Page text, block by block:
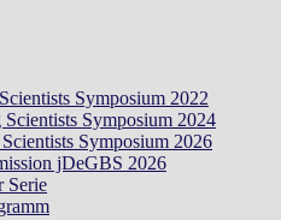
Symposium 2022
Symposium 2024
Symposium 2026
jDeGBS 2026
Serie